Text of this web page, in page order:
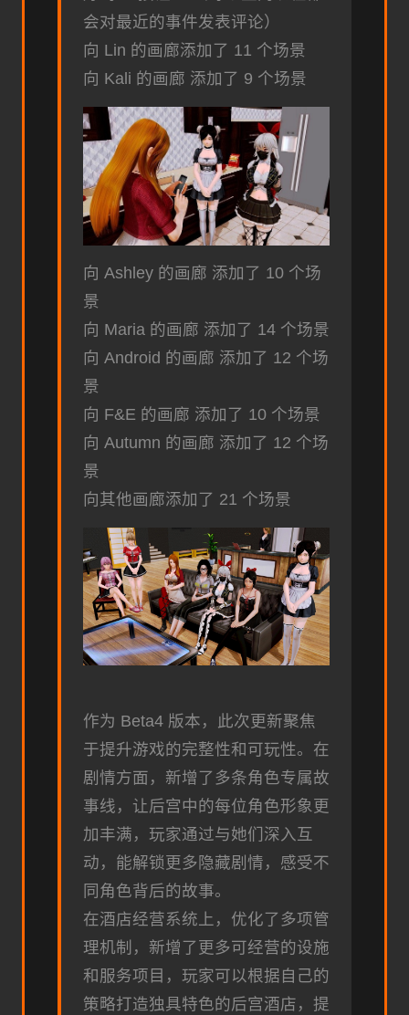
会对最近的事件发表评论）
向 Lin 的画廊添加了 11 个场景
向 Kali 的画廊 添加了 9 个场景
向 Ashley 的画廊 添加了 10 个场
景
向 Maria 的画廊 添加了 14 个场景
向 Android 的画廊 添加了 12 个场
景
向 F&E 的画廊 添加了 10 个场景
向 Autumn 的画廊 添加了 12 个场
景
向其他画廊添加了 21 个场景
作为 Beta4 版本，此次更新聚焦
于提升游戏的完整性和可玩性。在
剧情方面，新增了多条角色专属故
事线，让后宫中的每位角色形象更
加丰满，玩家通过与她们深入互
动，能解锁更多隐藏剧情，感受不
同角色背后的故事。
在酒店经营系统上，优化了多项管
理机制，新增了更多可经营的设施
和服务项目，玩家可以根据自己的
策略打造独具特色的后宫酒店，提